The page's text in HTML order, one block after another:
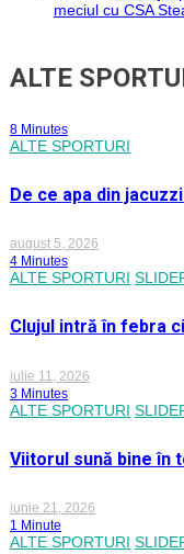
meciul cu CSA
ALTE
8 Minutes
ALTE SPORTURI
De ce apa din
august 5, 2026
4 Minutes
ALTE SPORTURI
Clujul intră în febra
iulie 11, 2026
3 Minutes
ALTE SPORTURI
Viitorul sună bine în
iunie 21, 2026
1 Minute
ALTE SPORTURI